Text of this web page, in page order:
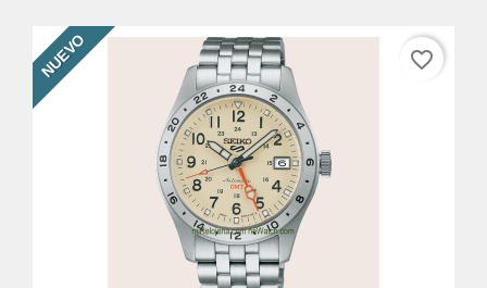
NUEVO favorite_border